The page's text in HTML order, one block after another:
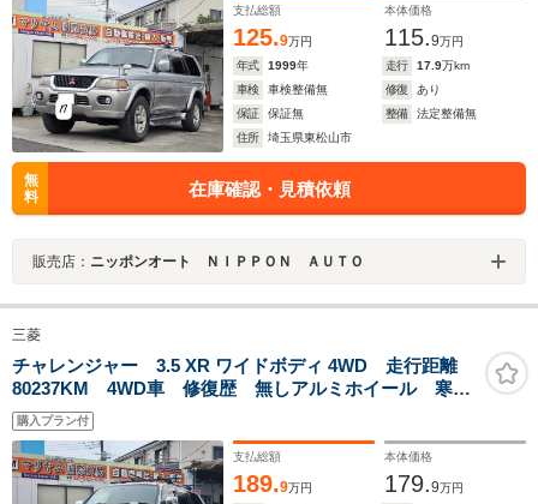
支払総額
125.9万円
本体価格
115.9万円
年式
1999年 走行 17.9万km
車検
車検整備無 修復
あり
保証
保証無 整備
法定整備無
住所
埼玉県東松山市
無
料
在庫確認・見積依頼
販売店： ニッポンオート ＮＩＰＰＯＮ ＡＵＴＯ
三菱
チャレンジャー 3.5 XR ワイドボディ 4WD 走行距離
80237KM 4WD車 修復歴 無しアルミホイール 寒冷
地仕様車寒冷地仕様車 運転席エアバッグ 助手席エア
バッグ ナービ
購入プラン付
支払総額
189.9万円
本体価格
179.9万円